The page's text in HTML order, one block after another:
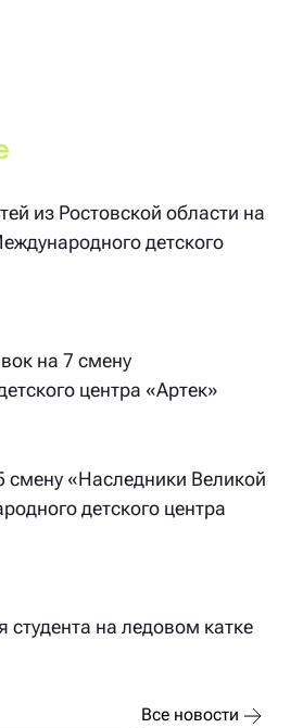
из Ростовской области на
детского
на 7 смену
центра «Артек»
смену «Наследники Великой
детского центра
на ледовом катке
Все новости